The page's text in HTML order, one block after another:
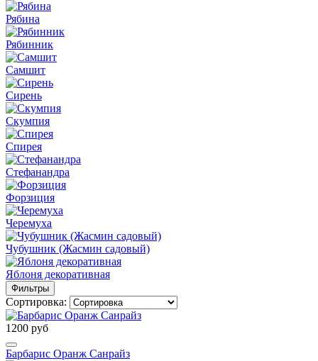
Рябина
Рябинник
Самшит
Сирень
Скумпия
Спирея
Стефанандра
Форзиция
Черемуха
Чубушник (Жасмин садовый)
Яблоня декоративная
Фильтры
Сортировка:
1200 руб
Барбарис Оранж Санрайз